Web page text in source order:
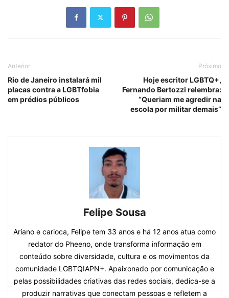
Anterior
Rio de Janeiro instalará mil
placas contra a LGBTfobia
em prédios públicos
Próximo
Hoje escritor LGBTQ+,
Fernando Bertozzi relembra:
“Queriam me agredir na
escola por militar demais”
Felipe Sousa
Ariano e carioca, Felipe tem 33 anos e há 12 anos atua como
redator do Pheeno, onde transforma informação em
conteúdo sobre diversidade, cultura e os movimentos da
comunidade LGBTQIAPN+. Apaixonado por comunicação e
pelas possibilidades criativas das redes sociais, dedica-se a
produzir narrativas que conectam pessoas e refletem a